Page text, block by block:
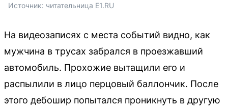
Источник: читательница E1.RU
На видеозаписях с места событий видно, как
мужчина в трусах забрался в проезжавший
автомобиль. Прохожие вытащили его и
распылили в лицо перцовый баллончик. После
этого дебошир попытался проникнуть в другую